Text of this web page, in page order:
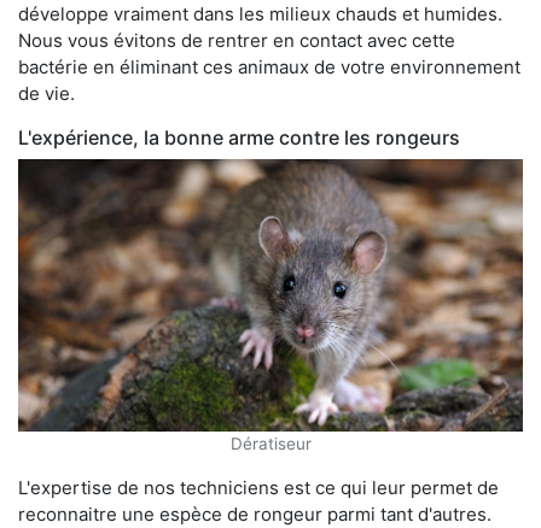
développe vraiment dans les milieux chauds et humides.
Nous vous évitons de rentrer en contact avec cette
bactérie en éliminant ces animaux de votre environnement
de vie.
L'expérience, la bonne arme contre les rongeurs
Dératiseur
L'expertise de nos techniciens est ce qui leur permet de
reconnaitre une espèce de rongeur parmi tant d'autres.